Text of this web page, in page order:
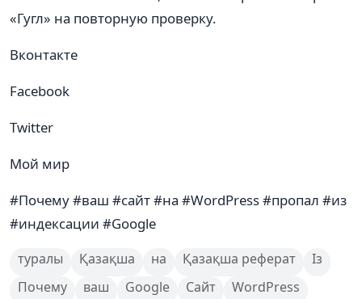
«Гугл» на повторную проверку.
Вконтакте
Facebook
Twitter
Мой мир
#Почему #ваш #сайт #на #WordPress #пропал #из
#индексации #Google
туралы Қазақша на Қазақша реферат
Із
Почему
ваш Google Сайт
WordPress